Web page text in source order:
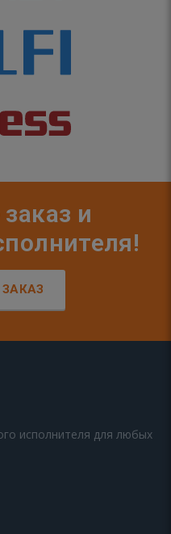
и
исполнителя для любых